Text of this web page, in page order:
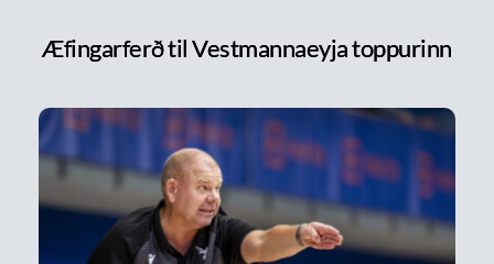
Æfingarferð til Vestmannaeyja toppurinn